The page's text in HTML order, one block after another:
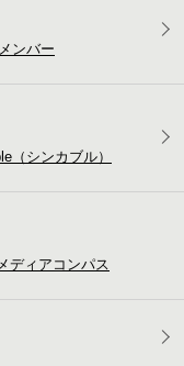
ンバー
（シンカブル）
ディア コンパス